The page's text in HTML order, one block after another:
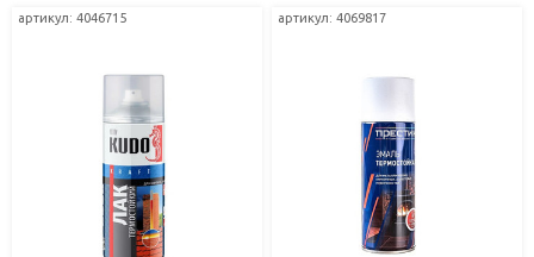
артикул: 4046715 артикул: 4069817